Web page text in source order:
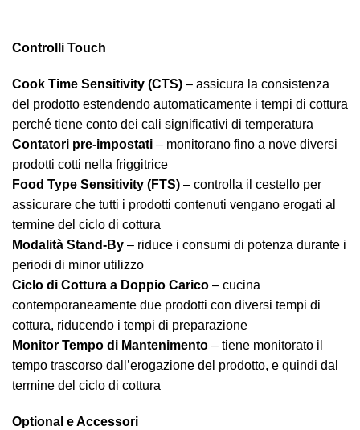
Controlli Touch
Cook Time Sensitivity (CTS) – assicura la consistenza
del prodotto estendendo automaticamente i tempi di cottura
perché tiene conto dei cali significativi di temperatura
Contatori pre-impostati – monitorano fino a nove diversi
prodotti cotti nella friggitrice
Food Type Sensitivity (FTS) – controlla il cestello per
assicurare che tutti i prodotti contenuti vengano erogati al
termine del ciclo di cottura
Modalità Stand-By – riduce i consumi di potenza durante i
periodi di minor utilizzo
Ciclo di Cottura a Doppio Carico – cucina
contemporaneamente due prodotti con diversi tempi di
cottura, riducendo i tempi di preparazione
Monitor Tempo di Mantenimento – tiene monitorato il
tempo trascorso dall’erogazione del prodotto, e quindi dal
termine del ciclo di cottura
Optional e Accessori